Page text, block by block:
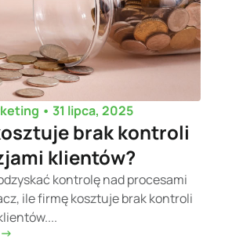
• 31 lipca, 2025
brak kontroli
klientów?
kontrolę nad procesami
ile firmę kosztuje brak kontroli
>